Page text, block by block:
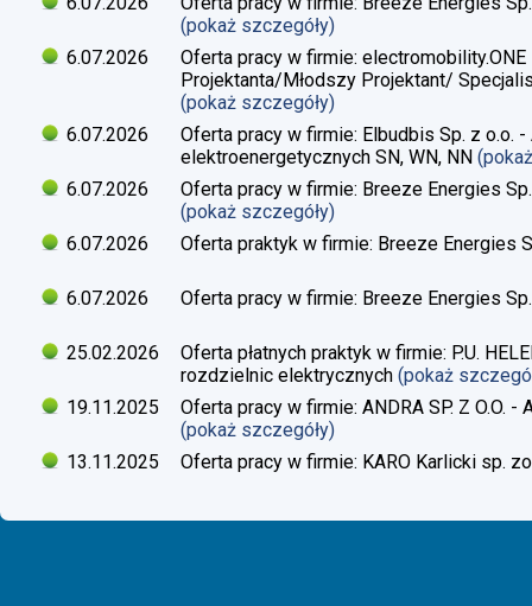
(pokaż szczegóły)
6.07.2026
Oferta pracy w firmie:
Projektanta/Młodszy Projektant/
(pokaż szczegóły)
6.07.2026
Oferta pracy w firmie: Elbudbis Sp. z
elektroenergetycznych SN, WN, NN
6.07.2026
Oferta pracy w firmie: Breeze Energies
(pokaż szczegóły)
6.07.2026
Oferta praktyk w firmie: Breeze Energies
6.07.2026 Oferta pracy w firmie: Breeze Energies
25.02.2026
Oferta płatnych praktyk w firmie: P.U.
rozdzielnic elektrycznych (pokaż
19.11.2025
Oferta pracy w firmie: ANDRA SP. Z O.O.
(pokaż szczegóły)
13.11.2025
Oferta pracy w firmie: KARO Karlicki sp.